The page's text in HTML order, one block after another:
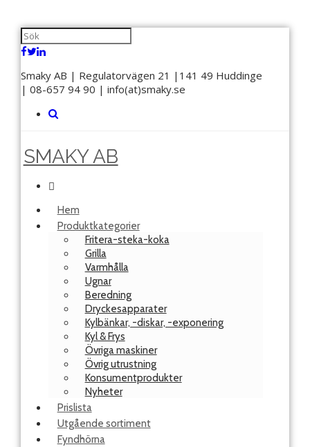
Smaky AB | Regulatorvägen 21 |141 49 Huddinge
| 08-657 94 90 | info(at)smaky.se
SMAKY AB
Hem
Produktkategorier
Fritera-steka-koka
Grilla
Varmhålla
Ugnar
Beredning
Dryckesapparater
Kylbänkar, -diskar, -exponering
Kyl & Frys
Övriga maskiner
Övrig utrustning
Konsumentprodukter
Nyheter
Prislista
Utgående sortiment
Fyndhörna